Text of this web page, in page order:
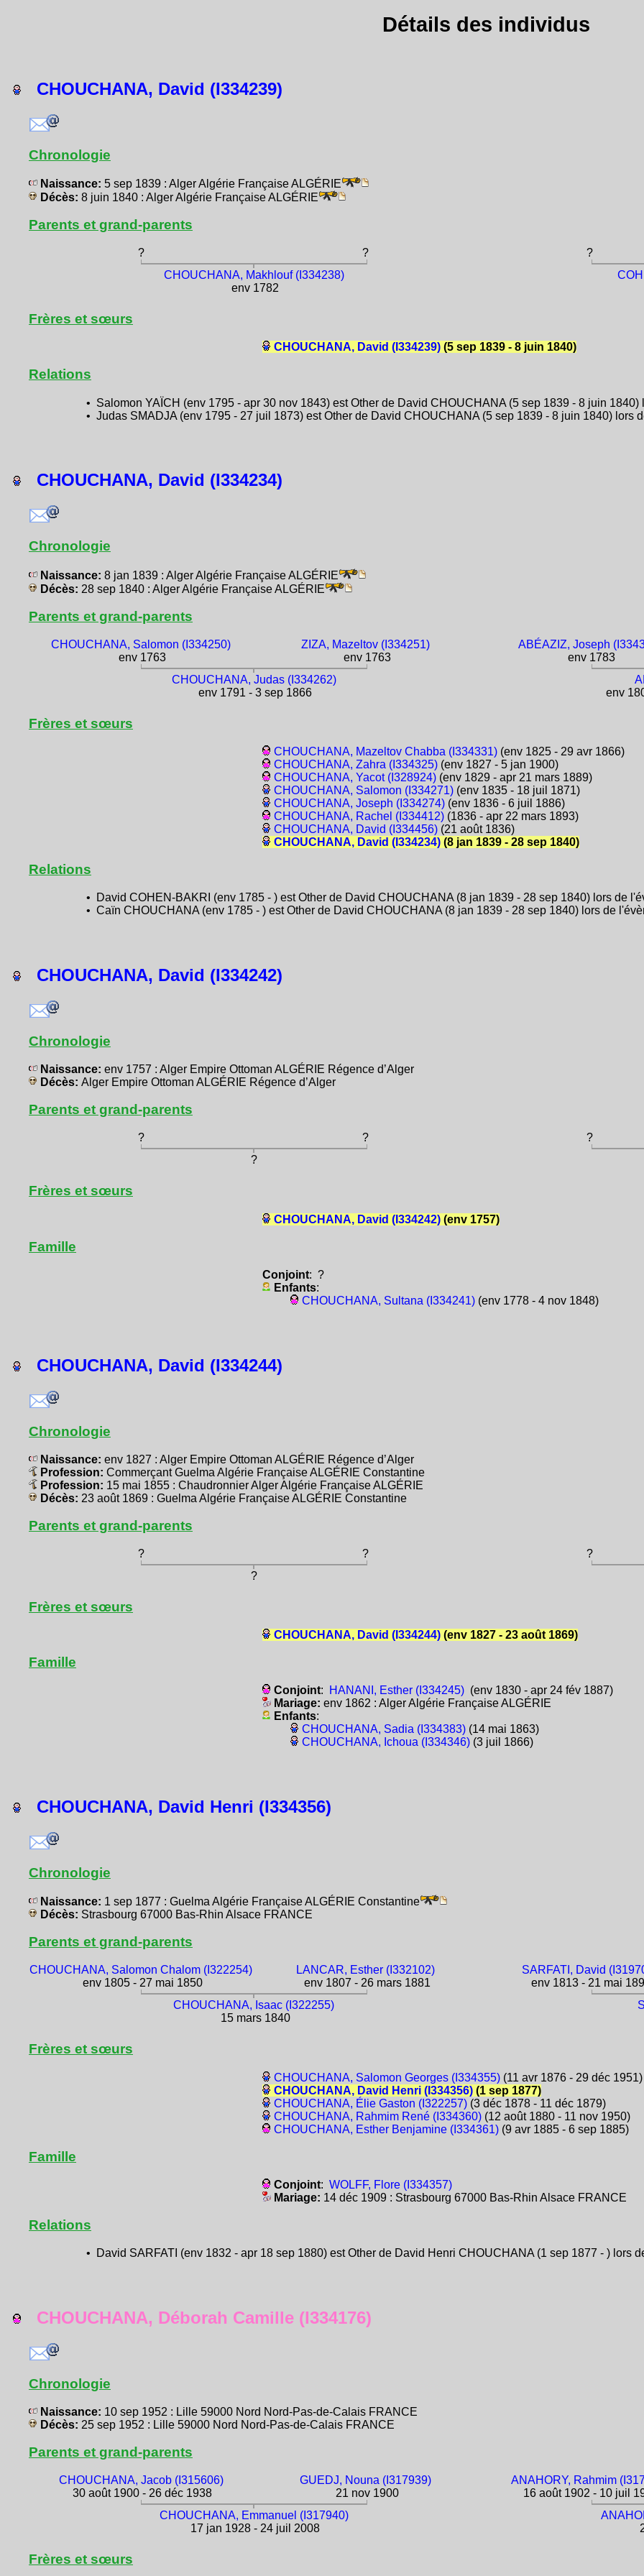
Détails des individus
CHOUCHANA, David (I334239)
Chronologie
Naissance: 5 sep 1839 : Alger Algérie Française ALGÉRIE
Décès: 8 juin 1840 : Alger Algérie Française ALGÉRIE
Parents et grand-parents
? ?
?
CHOUCHANA, Makhlouf (I334238)
env 1782
Frères et sœurs
CHOUCHANA, David (I334239) (5 sep 1839 - 8 juin 1840)
Relations
• Salomon YAÏCH (env 1795 - apr 30 nov 1843) est Other de David CHOUCHANA (5 sep 1839 - 8 juin
• Judas SMADJA (env 1795 - 27 juil 1873) est Other de David CHOUCHANA (5 sep 1839 - 8 juin 1840) lors
CHOUCHANA, David (I334234)
Chronologie
Naissance: 8 jan 1839 : Alger Algérie Française ALGÉRIE
Décès: 28 sep 1840 : Alger Algérie Française ALGÉRIE
Parents et grand-parents
CHOUCHANA, Salomon (I334250)
env 1763
ZIZA, Mazeltov (I334251)
env 1763
ABÉAZIZ, Joseph
env 1783
CHOUCHANA, Judas (I334262)
env 1791 - 3 sep 1866
env
Frères et sœurs
CHOUCHANA, Mazeltov Chabba (I334331) (env 1825 - 29 avr 1866)
CHOUCHANA, Zahra (I334325) (env 1827 - 5 jan 1900)
CHOUCHANA, Yacot (I328924) (env 1829 - apr 21 mars 1889)
CHOUCHANA, Salomon (I334271) (env 1835 - 18 juil 1871)
CHOUCHANA, Joseph (I334274) (env 1836 - 6 juil 1886)
CHOUCHANA, Rachel (I334412) (1836 - apr 22 mars 1893)
CHOUCHANA, David (I334456) (21 août 1836)
CHOUCHANA, David (I334234) (8 jan 1839 - 28 sep 1840)
Relations
• David COHEN-BAKRI (env 1785 - ) est Other de David CHOUCHANA (8 jan 1839 - 28 sep 1840) lors de
• Caïn CHOUCHANA (env 1785 - ) est Other de David CHOUCHANA (8 jan 1839 - 28 sep 1840) lors de
CHOUCHANA, David (I334242)
Chronologie
Naissance: env 1757 : Alger Empire Ottoman ALGÉRIE Régence d’Alger
Décès: Alger Empire Ottoman ALGÉRIE Régence d’Alger
Parents et grand-parents
? ?
?
?
Frères et sœurs
CHOUCHANA, David (I334242) (env 1757)
Famille
Conjoint: ?
Enfants:
CHOUCHANA, Sultana (I334241) (env 1778 - 4 nov 1848)
CHOUCHANA, David (I334244)
Chronologie
Naissance: env 1827 : Alger Empire Ottoman ALGÉRIE Régence d’Alger
Profession: Commerçant Guelma Algérie Française ALGÉRIE Constantine
Profession: 15 mai 1855 : Chaudronnier Alger Algérie Française ALGÉRIE
Décès: 23 août 1869 : Guelma Algérie Française ALGÉRIE Constantine
Parents et grand-parents
? ?
?
?
Frères et sœurs
CHOUCHANA, David (I334244) (env 1827 - 23 août 1869)
Famille
Conjoint: HANANI, Esther (I334245) (env 1830 - apr 24 fév 1887)
Mariage:env 1862 : Alger Algérie Française ALGÉRIE
Enfants:
CHOUCHANA, Sadia (I334383) (14 mai 1863)
CHOUCHANA, Ichoua (I334346) (3 juil 1866)
CHOUCHANA, David Henri (I334356)
Chronologie
Naissance: 1 sep 1877 : Guelma Algérie Française ALGÉRIE Constantine
Décès: Strasbourg 67000 Bas-Rhin Alsace FRANCE
Parents et grand-parents
CHOUCHANA, Salomon Chalom (I322254)
env 1805 - 27 mai 1850
LANCAR, Esther (I332102)
env 1807 - 26 mars 1881
SARFATI, David
env 1813 - 21 mai
CHOUCHANA, Isaac (I322255)
15 mars 1840
Frères et sœurs
CHOUCHANA, Salomon Georges (I334355) (11 avr 1876 - 29 déc 1951)
CHOUCHANA, David Henri (I334356) (1 sep 1877)
CHOUCHANA, Élie Gaston (I322257) (3 déc 1878 - 11 déc 1879)
CHOUCHANA, Rahmim René (I334360) (12 août 1880 - 11 nov 1950)
CHOUCHANA, Esther Benjamine (I334361) (9 avr 1885 - 6 sep 1885)
Famille
Conjoint:WOLFF, Flore (I334357)
Mariage: 14 déc 1909 : Strasbourg 67000 Bas-Rhin Alsace FRANCE
Relations
• David SARFATI (env 1832 - apr 18 sep 1880) est Other de David Henri CHOUCHANA (1 sep 1877 - ) lors
CHOUCHANA, Déborah Camille (I334176)
Chronologie
Naissance: 10 sep 1952 : Lille 59000 Nord Nord-Pas-de-Calais FRANCE
Décès: 25 sep 1952 : Lille 59000 Nord Nord-Pas-de-Calais FRANCE
Parents et grand-parents
CHOUCHANA, Jacob (I315606)
30 août 1900 - 26 déc 1938
GUEDJ, Nouna (I317939)
21 nov 1900
ANAHORY, Rahmim
16 août 1902 - 10 juil
CHOUCHANA, Emmanuel (I317940)
17 jan 1928 - 24 juil 2008
Frères et sœurs